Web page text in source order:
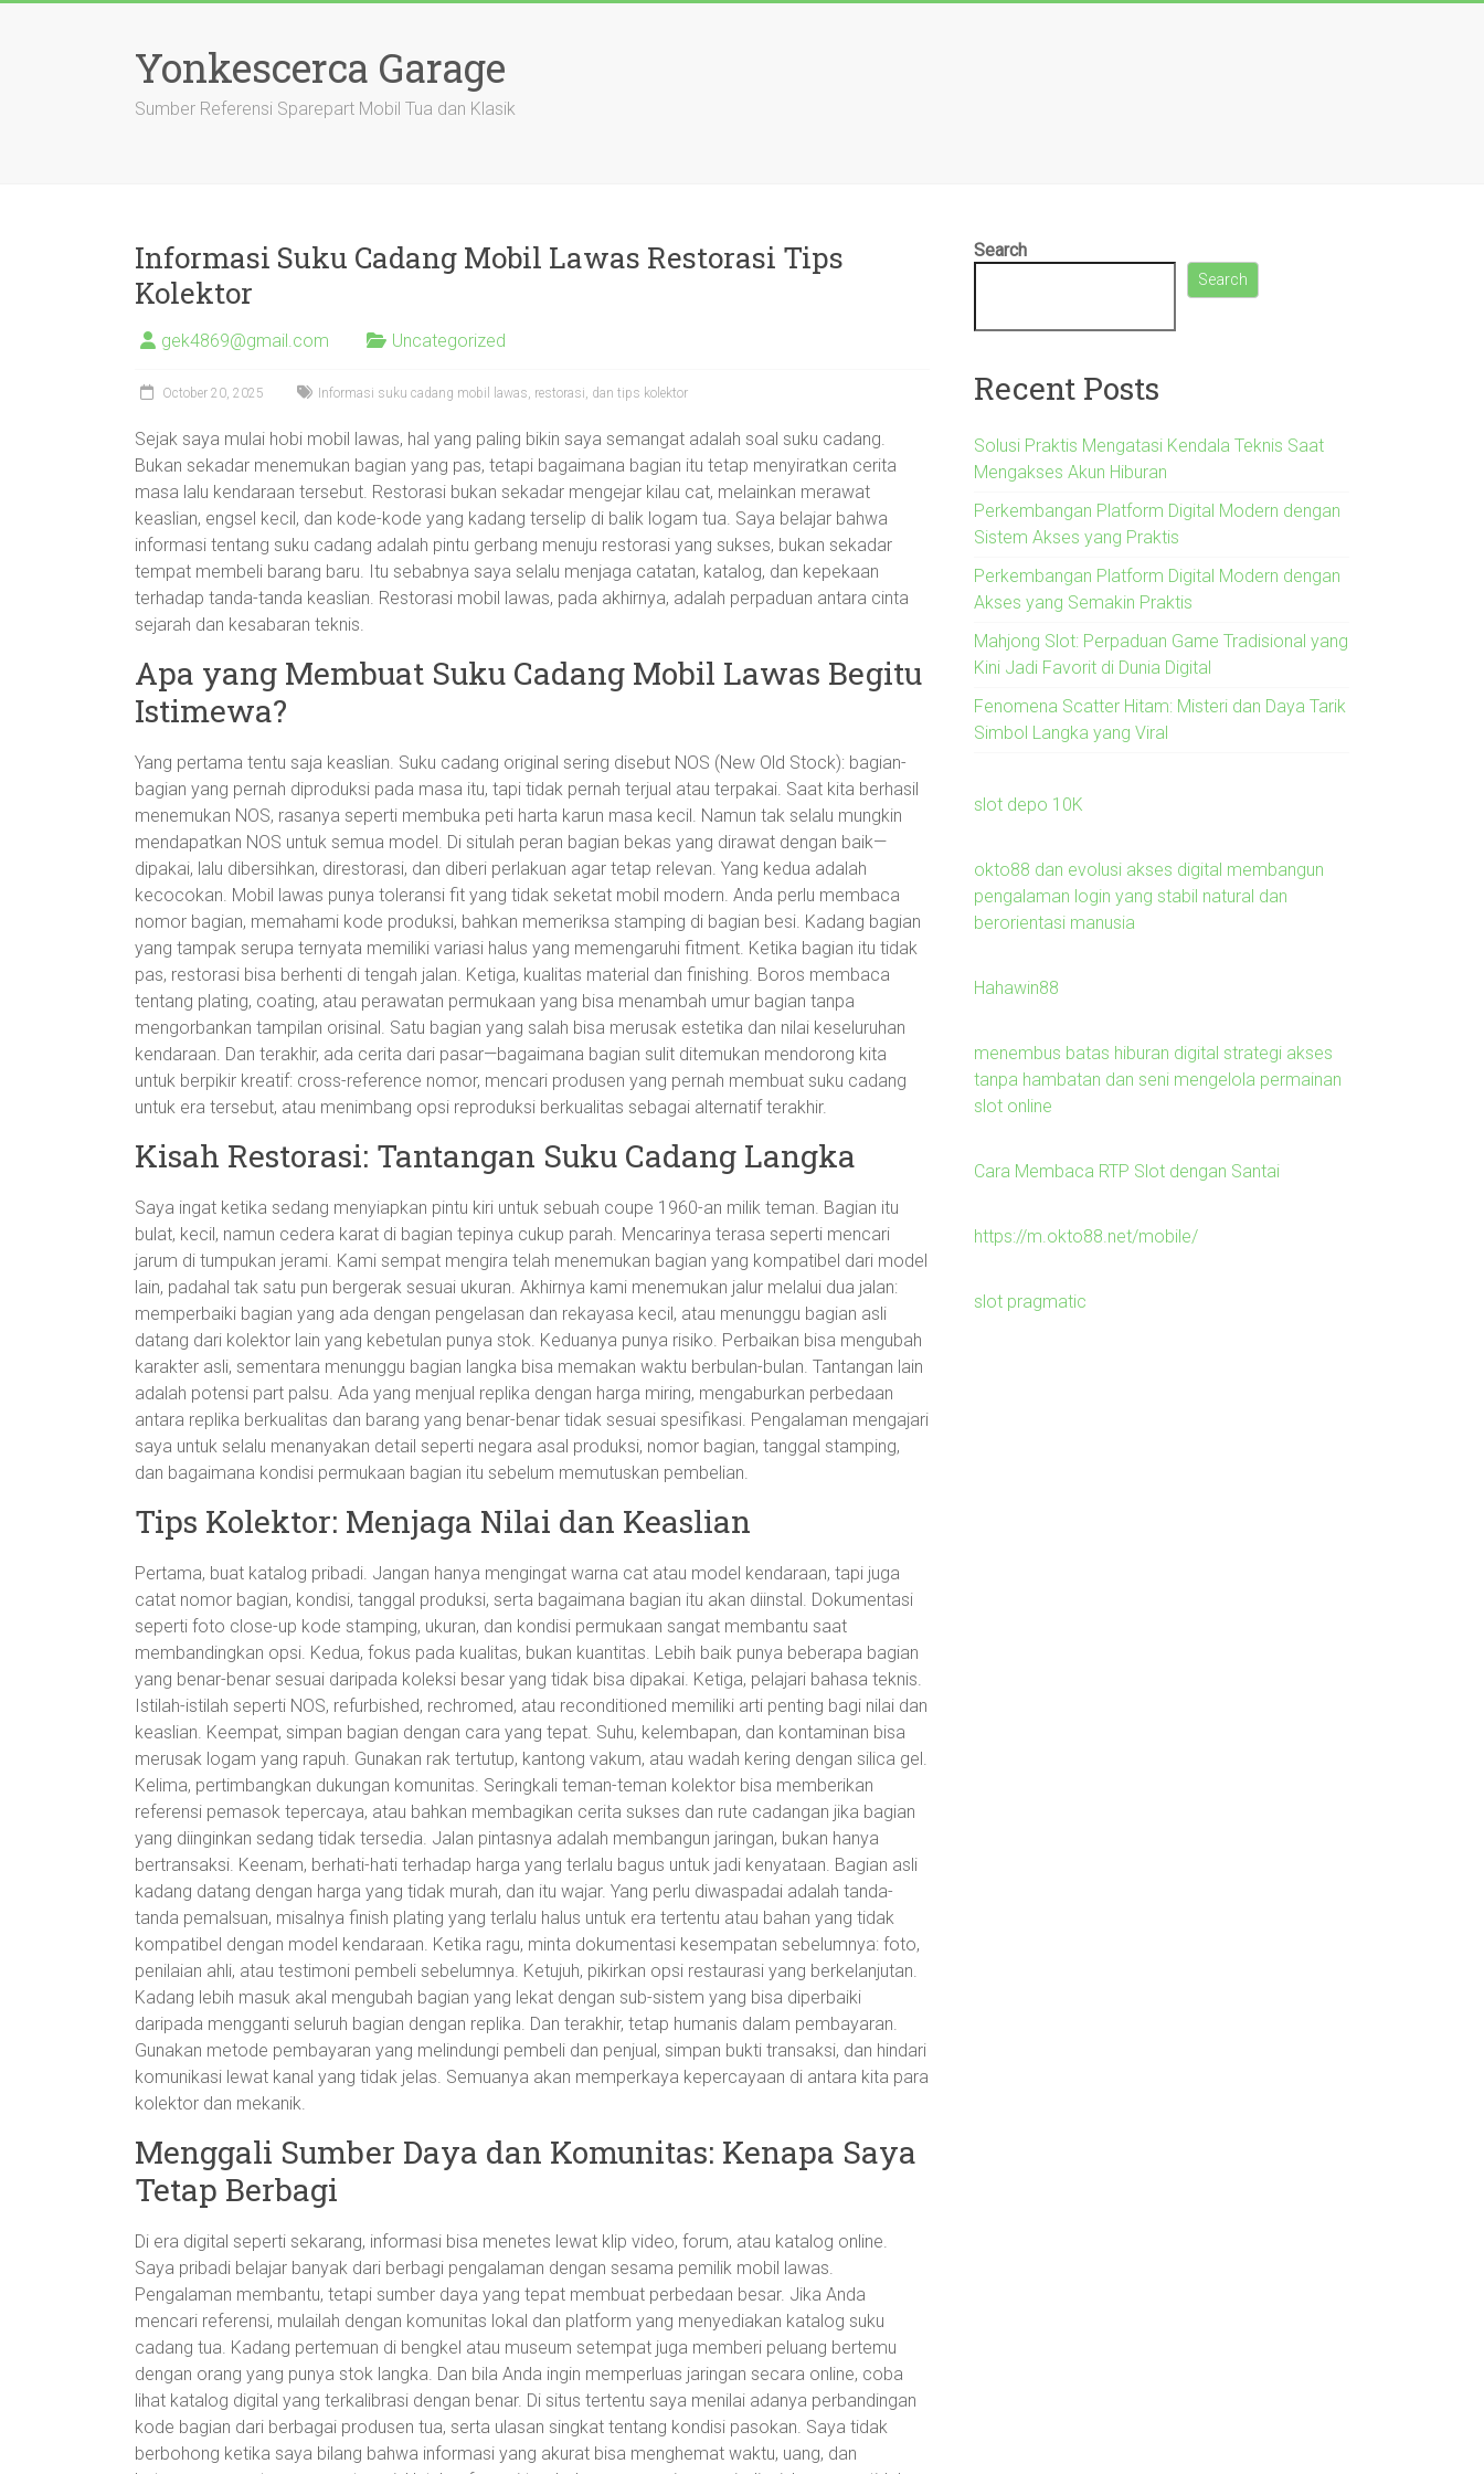
Yonkescerca Garage
Sumber Referensi Sparepart Mobil Tua dan Klasik
Informasi Suku Cadang Mobil Lawas Restorasi Tips
Kolektor
gek4869@gmail.com Uncategorized
October 20, 2025 Informasi suku cadang mobil lawas, restorasi, dan tips kolektor
Sejak saya mulai hobi mobil lawas, hal yang paling bikin saya semangat adalah soal suku cadang.
Bukan sekadar menemukan bagian yang pas, tetapi bagaimana bagian itu tetap menyiratkan cerita
masa lalu kendaraan tersebut. Restorasi bukan sekadar mengejar kilau cat, melainkan merawat
keaslian, engsel kecil, dan kode-kode yang kadang terselip di balik logam tua. Saya belajar bahwa
informasi tentang suku cadang adalah pintu gerbang menuju restorasi yang sukses, bukan sekadar
tempat membeli barang baru. Itu sebabnya saya selalu menjaga catatan, katalog, dan kepekaan
terhadap tanda-tanda keaslian. Restorasi mobil lawas, pada akhirnya, adalah perpaduan antara cinta
sejarah dan kesabaran teknis.
Apa yang Membuat Suku Cadang Mobil Lawas Begitu
Istimewa?
Yang pertama tentu saja keaslian. Suku cadang original sering disebut NOS (New Old Stock): bagian-
bagian yang pernah diproduksi pada masa itu, tapi tidak pernah terjual atau terpakai. Saat kita berhasil
menemukan NOS, rasanya seperti membuka peti harta karun masa kecil. Namun tak selalu mungkin
mendapatkan NOS untuk semua model. Di situlah peran bagian bekas yang dirawat dengan baik—
dipakai, lalu dibersihkan, direstorasi, dan diberi perlakuan agar tetap relevan. Yang kedua adalah
kecocokan. Mobil lawas punya toleransi fit yang tidak seketat mobil modern. Anda perlu membaca
nomor bagian, memahami kode produksi, bahkan memeriksa stamping di bagian besi. Kadang bagian
yang tampak serupa ternyata memiliki variasi halus yang memengaruhi fitment. Ketika bagian itu tidak
pas, restorasi bisa berhenti di tengah jalan. Ketiga, kualitas material dan finishing. Boros membaca
tentang plating, coating, atau perawatan permukaan yang bisa menambah umur bagian tanpa
mengorbankan tampilan orisinal. Satu bagian yang salah bisa merusak estetika dan nilai keseluruhan
kendaraan. Dan terakhir, ada cerita dari pasar—bagaimana bagian sulit ditemukan mendorong kita
untuk berpikir kreatif: cross-reference nomor, mencari produsen yang pernah membuat suku cadang
untuk era tersebut, atau menimbang opsi reproduksi berkualitas sebagai alternatif terakhir.
Kisah Restorasi: Tantangan Suku Cadang Langka
Saya ingat ketika sedang menyiapkan pintu kiri untuk sebuah coupe 1960-an milik teman. Bagian itu
bulat, kecil, namun cedera karat di bagian tepinya cukup parah. Mencarinya terasa seperti mencari
jarum di tumpukan jerami. Kami sempat mengira telah menemukan bagian yang kompatibel dari model
lain, padahal tak satu pun bergerak sesuai ukuran. Akhirnya kami menemukan jalur melalui dua jalan:
memperbaiki bagian yang ada dengan pengelasan dan rekayasa kecil, atau menunggu bagian asli
datang dari kolektor lain yang kebetulan punya stok. Keduanya punya risiko. Perbaikan bisa mengubah
karakter asli, sementara menunggu bagian langka bisa memakan waktu berbulan-bulan. Tantangan lain
adalah potensi part palsu. Ada yang menjual replika dengan harga miring, mengaburkan perbedaan
antara replika berkualitas dan barang yang benar-benar tidak sesuai spesifikasi. Pengalaman mengajari
saya untuk selalu menanyakan detail seperti negara asal produksi, nomor bagian, tanggal stamping,
dan bagaimana kondisi permukaan bagian itu sebelum memutuskan pembelian.
Tips Kolektor: Menjaga Nilai dan Keaslian
Pertama, buat katalog pribadi. Jangan hanya mengingat warna cat atau model kendaraan, tapi juga
catat nomor bagian, kondisi, tanggal produksi, serta bagaimana bagian itu akan diinstal. Dokumentasi
seperti foto close-up kode stamping, ukuran, dan kondisi permukaan sangat membantu saat
membandingkan opsi. Kedua, fokus pada kualitas, bukan kuantitas. Lebih baik punya beberapa bagian
yang benar-benar sesuai daripada koleksi besar yang tidak bisa dipakai. Ketiga, pelajari bahasa teknis.
Istilah-istilah seperti NOS, refurbished, rechromed, atau reconditioned memiliki arti penting bagi nilai dan
keaslian. Keempat, simpan bagian dengan cara yang tepat. Suhu, kelembapan, dan kontaminan bisa
merusak logam yang rapuh. Gunakan rak tertutup, kantong vakum, atau wadah kering dengan silica gel.
Kelima, pertimbangkan dukungan komunitas. Seringkali teman-teman kolektor bisa memberikan
referensi pemasok tepercaya, atau bahkan membagikan cerita sukses dan rute cadangan jika bagian
yang diinginkan sedang tidak tersedia. Jalan pintasnya adalah membangun jaringan, bukan hanya
bertransaksi. Keenam, berhati-hati terhadap harga yang terlalu bagus untuk jadi kenyataan. Bagian asli
kadang datang dengan harga yang tidak murah, dan itu wajar. Yang perlu diwaspadai adalah tanda-
tanda pemalsuan, misalnya finish plating yang terlalu halus untuk era tertentu atau bahan yang tidak
kompatibel dengan model kendaraan. Ketika ragu, minta dokumentasi kesempatan sebelumnya: foto,
penilaian ahli, atau testimoni pembeli sebelumnya. Ketujuh, pikirkan opsi restaurasi yang berkelanjutan.
Kadang lebih masuk akal mengubah bagian yang lekat dengan sub-sistem yang bisa diperbaiki
daripada mengganti seluruh bagian dengan replika. Dan terakhir, tetap humanis dalam pembayaran.
Gunakan metode pembayaran yang melindungi pembeli dan penjual, simpan bukti transaksi, dan hindari
komunikasi lewat kanal yang tidak jelas. Semuanya akan memperkaya kepercayaan di antara kita para
kolektor dan mekanik.
Menggali Sumber Daya dan Komunitas: Kenapa Saya
Tetap Berbagi
Di era digital seperti sekarang, informasi bisa menetes lewat klip video, forum, atau katalog online.
Saya pribadi belajar banyak dari berbagi pengalaman dengan sesama pemilik mobil lawas.
Pengalaman membantu, tetapi sumber daya yang tepat membuat perbedaan besar. Jika Anda
mencari referensi, mulailah dengan komunitas lokal dan platform yang menyediakan katalog suku
cadang tua. Kadang pertemuan di bengkel atau museum setempat juga memberi peluang bertemu
dengan orang yang punya stok langka. Dan bila Anda ingin memperluas jaringan secara online, coba
lihat katalog digital yang terkalibrasi dengan benar. Di situs tertentu saya menilai adanya perbandingan
kode bagian dari berbagai produsen tua, serta ulasan singkat tentang kondisi pasokan. Saya tidak
berbohong ketika saya bilang bahwa informasi yang akurat bisa menghemat waktu, uang, dan
Search
Search
Recent Posts
Solusi Praktis Mengatasi Kendala Teknis Saat
Mengakses Akun Hiburan
Perkembangan Platform Digital Modern dengan
Sistem Akses yang Praktis
Perkembangan Platform Digital Modern dengan
Akses yang Semakin Praktis
Mahjong Slot: Perpaduan Game Tradisional yang
Kini Jadi Favorit di Dunia Digital
Fenomena Scatter Hitam: Misteri dan Daya Tarik
Simbol Langka yang Viral
slot depo 10K
okto88 dan evolusi akses digital membangun
pengalaman login yang stabil natural dan
berorientasi manusia
Hahawin88
menembus batas hiburan digital strategi akses
tanpa hambatan dan seni mengelola permainan
slot online
Cara Membaca RTP Slot dengan Santai
https://m.okto88.net/mobile/
slot pragmatic